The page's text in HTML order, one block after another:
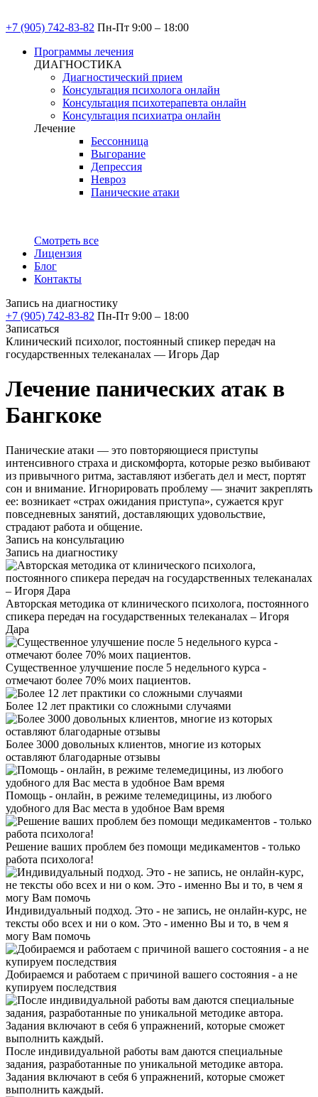
+7 (905) 742-83-82 Пн-Пт 9:00 – 18:00
Программы лечения
ДИАГНОСТИКА
Диагностический прием
Консультация психолога онлайн
Консультация психотерапевта онлайн
Консультация психиатра онлайн
Лечение
Бессонница
Выгорание
Депрессия
Невроз
Панические атаки
Смотреть все
Лицензия
Блог
Контакты
Запись на диагностику
+7 (905) 742-83-82 Пн-Пт 9:00 – 18:00
Записаться
Клинический психолог, постоянный спикер передач на
государственных телеканалах — Игорь Дар
Лечение панических атак в
Бангкоке
Панические атаки — это повторяющиеся приступы
интенсивного страха и дискомфорта, которые резко выбивают
из привычного ритма, заставляют избегать дел и мест, портят
сон и внимание. Игнорировать проблему — значит закреплять
ее: возникает «страх ожидания приступа», сужается круг
повседневных занятий, доставляющих удовольствие,
страдают работа и общение.
Запись на консультацию
Запись на диагностику
Авторская методика от клинического психолога, постоянного
спикера передач на государственных телеканалах – Игоря
Дара
Существенное улучшение после 5 недельного курса -
отмечают более 70% моих пациентов.
Более 12 лет практики со сложными случаями
Более 3000 довольных клиентов, многие из которых
оставляют благодарные отзывы
Помощь - онлайн, в режиме телемедицины, из любого
удобного для Вас места в удобное Вам время
Решение ваших проблем без помощи медикаментов - только
работа психолога!
Индивидуальный подход. Это - не запись, не онлайн-курс, не
тексты обо всех и ни о ком. Это - именно Вы и то, в чем я
могу Вам помочь
Добираемся и работаем с причиной вашего состояния - а не
купируем последствия
После индивидуальной работы вам даются специальные
задания, разработанные по уникальной методике автора.
Задания включают в себя 6 упражнений, которые сможет
выполнить каждый.